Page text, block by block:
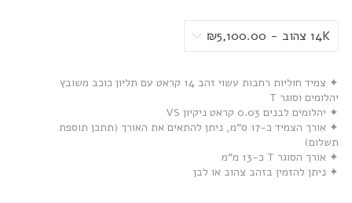
✦ צמיד חוליות רחבות עשוי זהב 14 קראט עם תליון כוכב משובץ
יהלומים וסוגר T
✦ יהלומים לבנים 0.03 קראט ניקיון VS
✦ אורך הצמיד כ-17 ס”מ, ניתן להתאים את האורך (תתכן תוספת
תשלום)
✦ אורך הסוגר T כ-13 מ”מ
✦ ניתן להזמין בזהב צהוב או לבן